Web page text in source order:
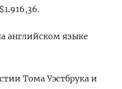
английском языке
Тома Уэстбрука и